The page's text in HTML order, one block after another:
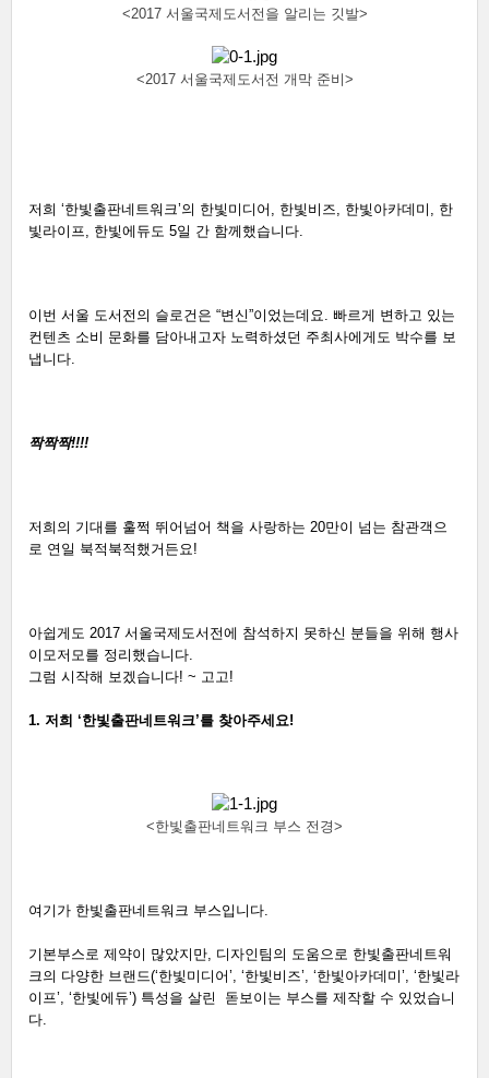
<2017 서울국제도서전을 알리는 깃발>
<2017 서울국제도서전 개막 준비>
저희 ‘한빛출판네트워크’의 한빛미디어, 한빛비즈, 한빛아카데미, 한
빛라이프, 한빛에듀도 5일 간 함께했습니다.
이번 서울 도서전의 슬로건은 “변신”이었는데요. 빠르게 변하고 있는
컨텐츠 소비 문화를 담아내고자 노력하셨던 주최사에게도 박수를 보
냅니다.
짝짝짝!!!!
저희의 기대를 훌쩍 뛰어넘어 책을 사랑하는 20만이 넘는 참관객으
로 연일 북적북적했거든요!
아쉽게도 2017 서울국제도서전에 참석하지 못하신 분들을 위해 행사
이모저모를 정리했습니다.
그럼 시작해 보겠습니다! ~ 고고!
1. 저희 ‘한빛출판네트워크’를 찾아주세요!
<한빛출판네트워크 부스 전경>
여기가 한빛출판네트워크 부스입니다.
기본부스로 제약이 많았지만, 디자인팀의 도움으로 한빛출판네트워
크의 다양한 브랜드(‘한빛미디어’, ‘한빛비즈’, ‘한빛아카데미’, ‘한빛라
이프’, ‘한빛에듀’) 특성을 살린  돋보이는 부스를 제작할 수 있었습니
다.